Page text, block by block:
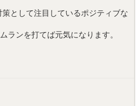
として注目しているポジティブな
ランを打てば元気になります。